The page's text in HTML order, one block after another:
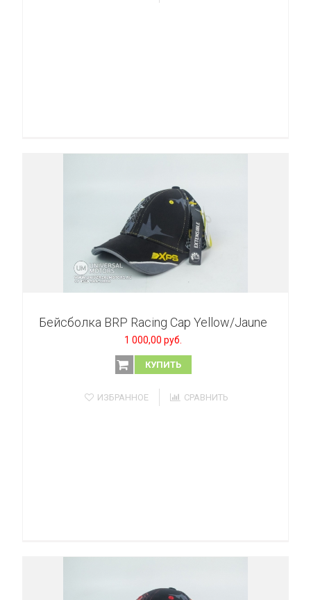
Бейсболка BRP Racing Cap Yellow/Jaune
1 000,00 руб.
КУПИТЬ
ИЗБРАННОЕ СРАВНИТЬ